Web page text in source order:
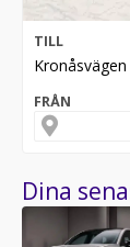
TILL
FRÅN
Dina